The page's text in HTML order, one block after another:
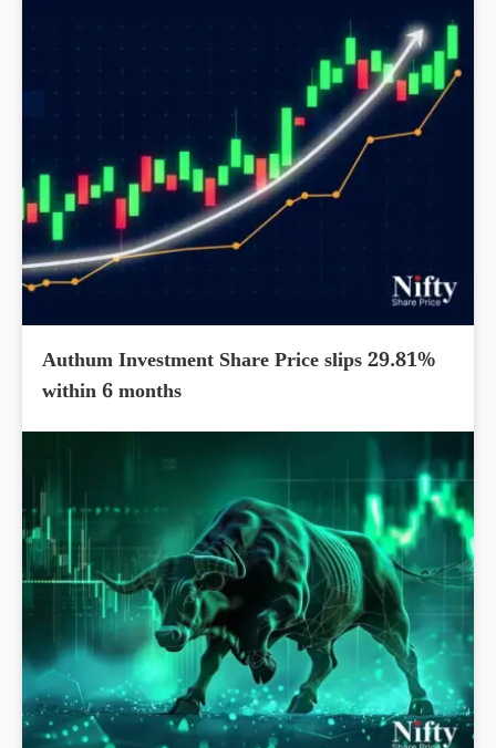
Authum Investment Share Price slips 29.81%
within 6 months